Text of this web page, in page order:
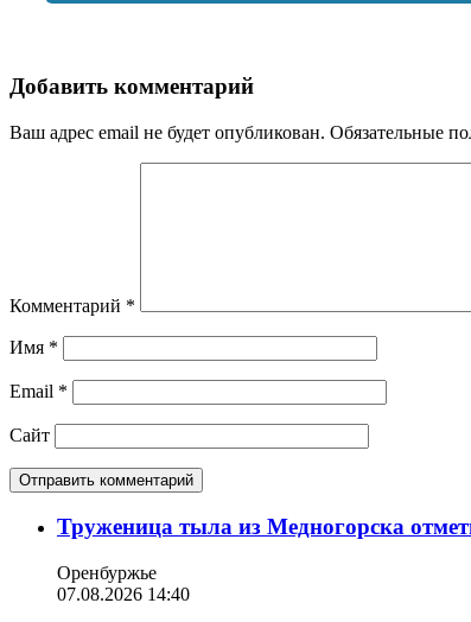
Добавить комментарий
Ваш адрес email не будет опубликован. Обязательные
Комментарий *
Имя *
Email *
Сайт
Труженица тыла из Медногорска
Оренбуржье
07.08.2026 14:40